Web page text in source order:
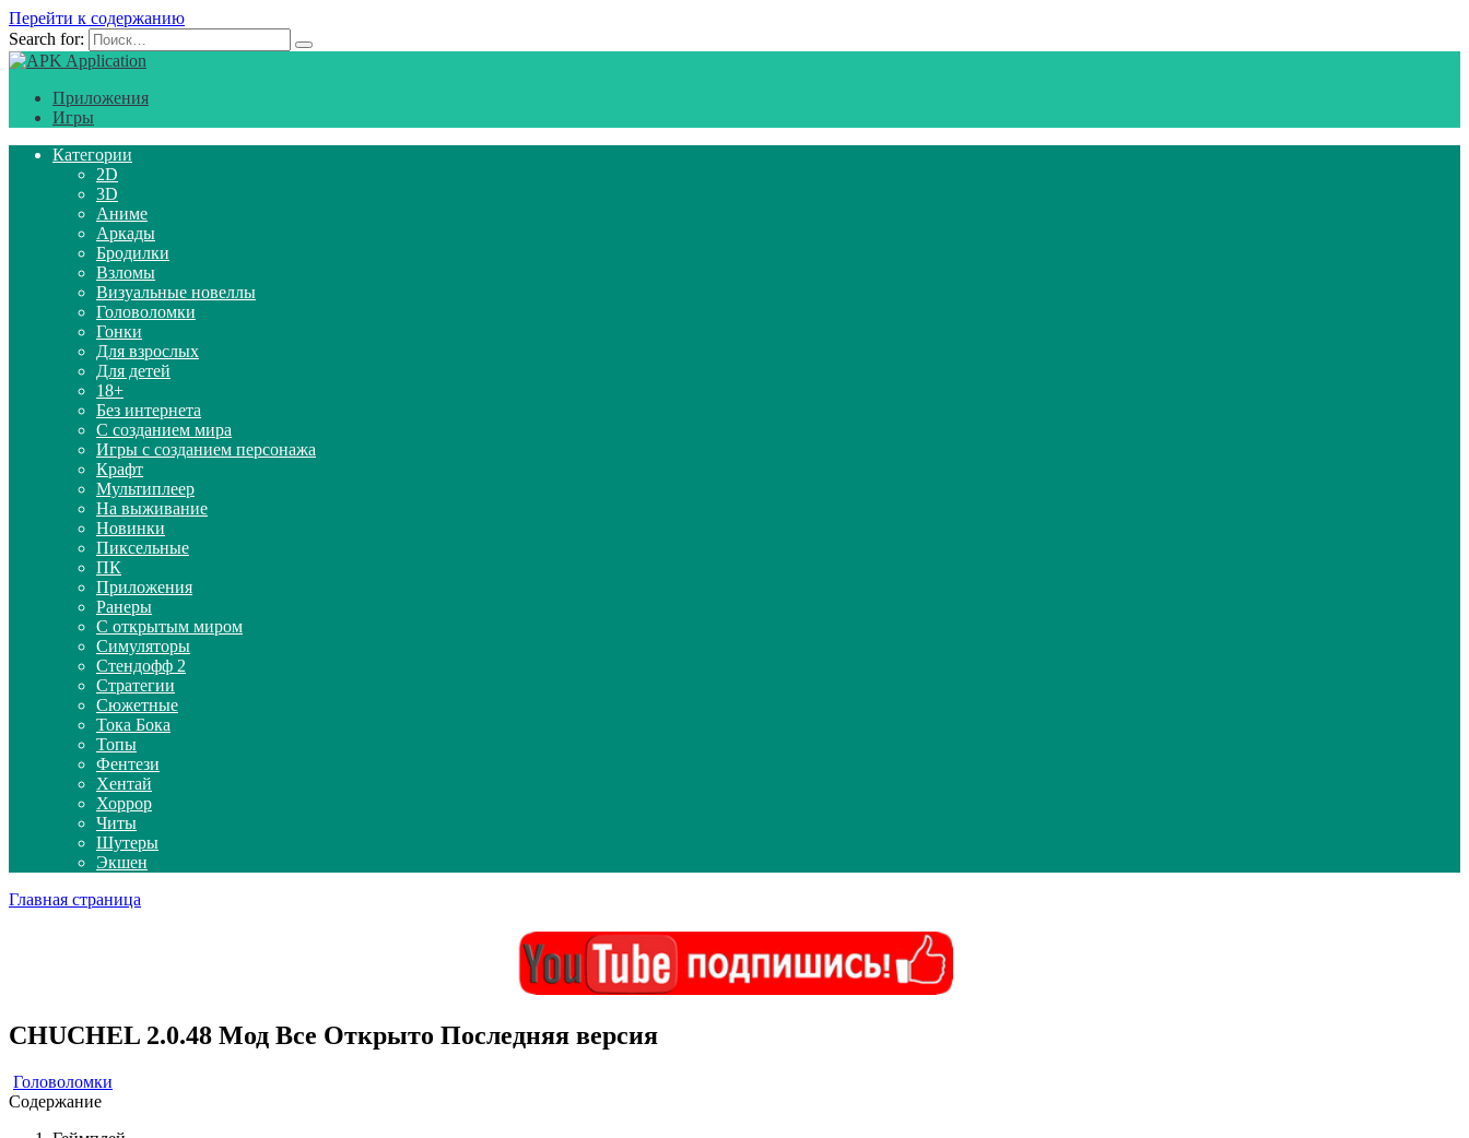
Перейти к содержанию
Search for:
Приложения
Игры
Категории
2D
3D
Аниме
Аркады
Бродилки
Взломы
Визуальные новеллы
Головоломки
Гонки
Для взрослых
Для детей
18+
Без интернета
С созданием мира
Игры с созданием персонажа
Крафт
Мультиплеер
На выживание
Новинки
Пиксельные
ПК
Приложения
Ранеры
С открытым миром
Симуляторы
Стендофф 2
Стратегии
Сюжетные
Тока Бока
Топы
Фентези
Хентай
Хоррор
Читы
Шутеры
Экшен
Главная страница
CHUCHEL 2.0.48 Мод Все Открыто Последняя версия
Головоломки
Содержание